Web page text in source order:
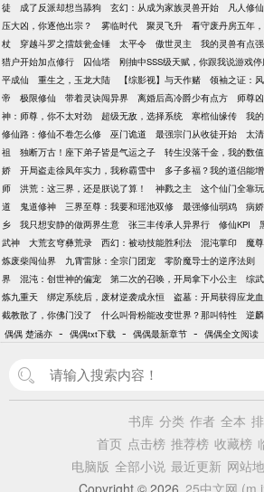
徒
成了反派却想当舔狗 玄幻：从成为家族灵兽开始 凡人修
压大凶，你逐他出宗？
雾临时代 聚灵飞升 看守废丹房五年
杖
穿越斗罗之擂鼓瓮金锤 太平令 傲世灵主 我的灵兽有点强
猎户开始加点修行
囚仙塔 刚抽中SSS级天赋，你跟我说游戏停
平成仙
重生之，玉龙大陆 【综影视】与天作赌 领袖之证：
帝
极限修仙 带着灵诀闯异界 离婚后高冷爵少有点方 师尊
神：师尊，你不太对劲
超级无敌，选择系统 寒棺仙缘传 我
修仙路：修仙不卷怎么修
巫门诡道 最强宗门从收徒开始 太
祖
独断万古！座下弟子皆是气运之子 转生没落千金，我的数
娇
开局盗走徐凤年实力，我称霸雪中 多子多福？我的道侣能
师
洪荒：这三界，还是朕说了算！ 神戮之主 这个仙门全靠
道
鬼道修神 三界至尊：我要和瑶池双修 最强修仙弱鸡 病
乡
我只想安静的做两界生意 张三丰传承人异界行 修仙KPI
武神
大荒玄穹彝荒录 西幻：被动技能胜利法 混沌掌印 魔
炼废柴闯仙界
九霄雷脉：全宗门团宠 零阶魔导士的逆序法则
界
混沌：创世神的偏宠 第二次的召唤，开局拿下小公主 综
炼九重天
绑定系统后，废材逆袭成永恒 盗墓：开局获得应龙
截教散了，你佛门没了
什么叫骨粉能改变世界？那叫特性 逆
偶偶 楚涵亦 - 偶偶txt下载 - 偶偶最新章节 - 偶偶全文阅读
书库 分类 作者 全本
首页 点击榜 推荐榜 收藏榜
电脑版 全部小说 最近更新 网站
Copyright © 2026 25中文网